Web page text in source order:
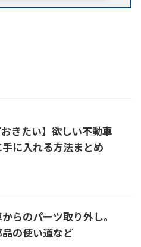
おきたい】欲しい不動車
に入れる方法まとめ
らのパーツ取り外し。
の使い道など